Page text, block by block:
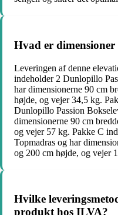
Hvad er
Leveringen af denne
indeholder 2 Dunlopillo
har dimensionerne 90 cm
højde, og vejer 34,5 kg.
Dunlopillo Passion
dimensionerne 90 cm
og vejer 57 kg. Pakke C
Topmadras og har
og 200 cm højde, og vejer
Hvilke
produkt hos ILVA?